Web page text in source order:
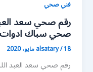
فني صحي
صحي سباك ادوات
alsatary/18 مايو، 2020
رقم صحي سعد العبد